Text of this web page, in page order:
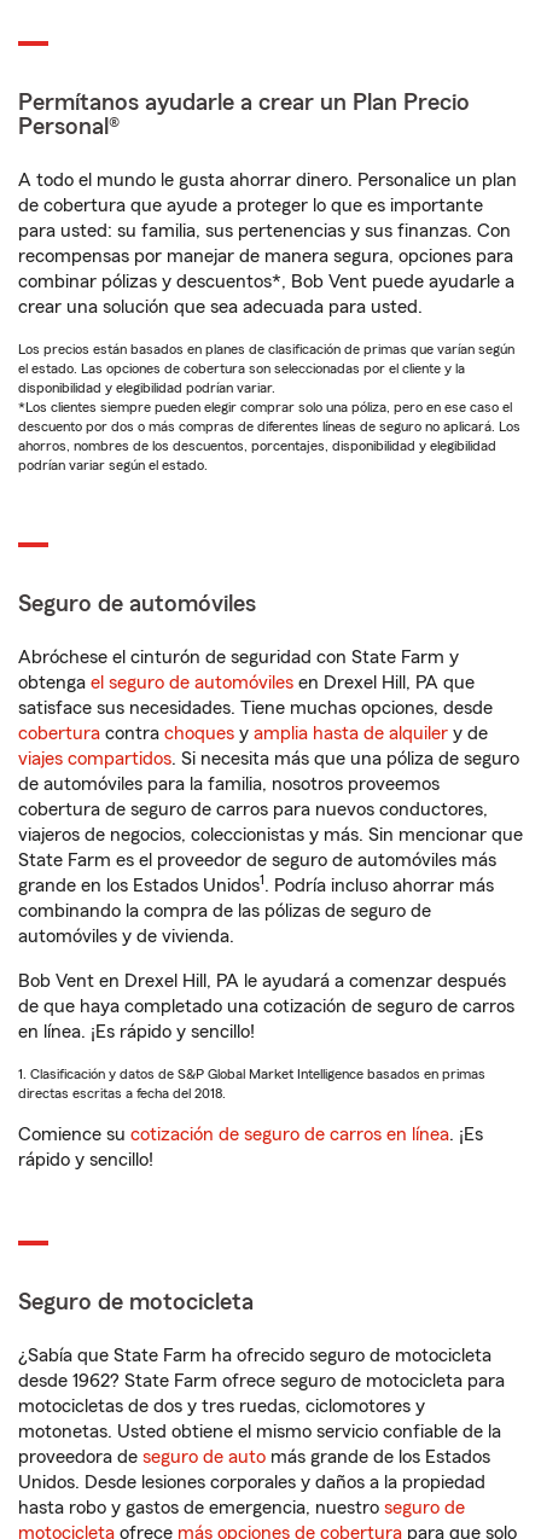
Permítanos ayudarle a crear un Plan Precio
Personal®
A todo el mundo le gusta ahorrar dinero. Personalice un plan
de cobertura que ayude a proteger lo que es importante
para usted: su familia, sus pertenencias y sus finanzas. Con
recompensas por manejar de manera segura, opciones para
combinar pólizas y descuentos*, Bob Vent puede ayudarle a
crear una solución que sea adecuada para usted.
Los precios están basados en planes de clasificación de primas que varían según
el estado. Las opciones de cobertura son seleccionadas por el cliente y la
disponibilidad y elegibilidad podrían variar.
*Los clientes siempre pueden elegir comprar solo una póliza, pero en ese caso el
descuento por dos o más compras de diferentes líneas de seguro no aplicará. Los
ahorros, nombres de los descuentos, porcentajes, disponibilidad y elegibilidad
podrían variar según el estado.
Seguro de automóviles
Abróchese el cinturón de seguridad con State Farm y
obtenga el seguro de automóviles en Drexel Hill, PA que
satisface sus necesidades. Tiene muchas opciones, desde
cobertura contra choques y amplia hasta de alquiler y de
viajes compartidos. Si necesita más que una póliza de seguro
de automóviles para la familia, nosotros proveemos
cobertura de seguro de carros para nuevos conductores,
viajeros de negocios, coleccionistas y más. Sin mencionar que
State Farm es el proveedor de seguro de automóviles más
grande en los Estados Unidos1. Podría incluso ahorrar más
combinando la compra de las pólizas de seguro de
automóviles y de vivienda.
Bob Vent en Drexel Hill, PA le ayudará a comenzar después
de que haya completado una cotización de seguro de carros
en línea. ¡Es rápido y sencillo!
1. Clasificación y datos de S&P Global Market Intelligence basados en primas
directas escritas a fecha del 2018.
Comience su cotización de seguro de carros en línea. ¡Es
rápido y sencillo!
Seguro de motocicleta
¿Sabía que State Farm ha ofrecido seguro de motocicleta
desde 1962? State Farm ofrece seguro de motocicleta para
motocicletas de dos y tres ruedas, ciclomotores y
motonetas. Usted obtiene el mismo servicio confiable de la
proveedora de seguro de auto más grande de los Estados
Unidos. Desde lesiones corporales y daños a la propiedad
hasta robo y gastos de emergencia, nuestro seguro de
motocicleta ofrece más opciones de cobertura para que solo